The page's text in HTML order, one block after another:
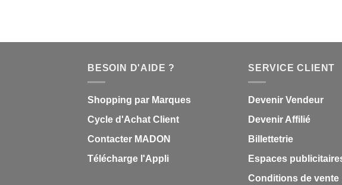
BESOIN D'AIDE ?
Shopping par Marques
Cycle d'Achat Client
Contacter MADON
Télécharge l'Appli
SERVICE CLIENT
Devenir Vendeur
Devenir Affilié
Billettetrie
Espaces
Conditions de vente